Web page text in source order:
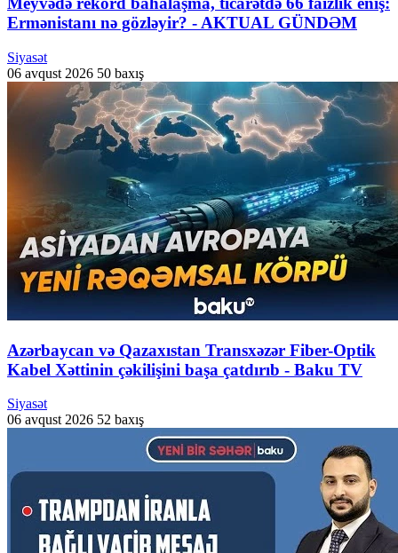
Ermənistanı nə gözləyir? - AKTUAL GÜNDƏM
Siyasət
06 avqust 2026 50 baxış
Azərbaycan və Qazaxıstan Transxəzər Fiber-Optik
Kabel Xəttinin çəkilişini başa çatdırıb - Baku TV
Siyasət
06 avqust 2026 52 baxış